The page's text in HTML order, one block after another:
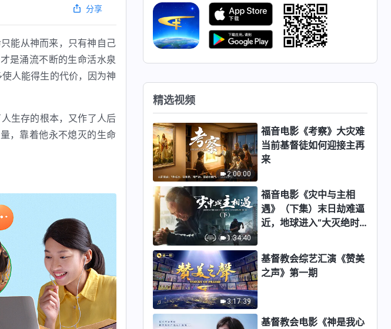
《当你看见耶稣灵体的时候已是
神重新更换天地的时候了》选
段 合唱《都来关注一下人类的
命运吧》｜2026基督教会综艺
4:55
各国神选民中文合唱《只有神才
有生命的道》｜2026基督教会
4:03
民的审判》｜2026基督教会综
艺汇演《赞美之声》
5:23
基督教会合唱诗歌《神的名必在
外邦中被称为大》｜2026基督
教会综艺汇演《赞美之声》
2:58
基督教会合唱诗歌《神为人类创
造着更美的明天》｜2026基督
教会综艺汇演《赞美之声》
13:38
各国人学中文朗诵中文神话语
《只有末后的基督才能赐给人永
生的道》选段 合唱《神心最好
不过》｜2026基督教会综艺汇
分享
能从神而来，只有神自己
是涌流不断的生命活水泉
人能得生的代价，因为神
生存的根本，又作了人后
，靠着他永不熄灭的生命
烁着耀眼的光辉，天地巨
万物赖以生存的根本。
基督 才能赐给人永生的道》
精选视频
2:00:00
福音电影《考察》大灾难
当前基督徒如何迎接主再
来
1:34:40
福音电影《灾中与主相
遇》（下集）末日劫难逼
近，地球进入“大灭绝时
你准备好逃生了吗？
3:17:39
基督教会综艺汇演《赞美
之声》第一期
基督教会电影《神是我心